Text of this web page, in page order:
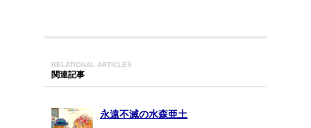
RELATIONAL ARTICLES
関連記事
永遠不滅の水森亜土